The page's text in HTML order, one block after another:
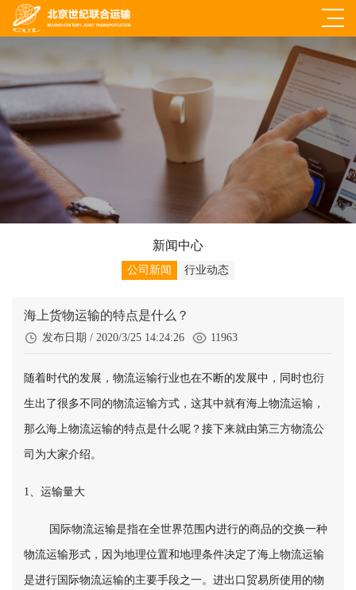
新闻中心
公司新闻 行业动态
海上货物运输的特点是什么？
发布日期 / 2020/3/25 14:24:26 11963
随着时代的发展，物流运输行业也在不断的发展中，同时也衍
生出了很多不同的物流运输方式，这其中就有海上物流运输，
那么海上物流运输的特点是什么呢？接下来就由第三方物流公
司为大家介绍。
1、运输量大
国际物流运输是指在全世界范围内进行的商品的交换一种
物流运输形式，因为地理位置和地理条件决定了海上物流运输
是进行国际物流运输的主要手段之一。进出口贸易所使用的物